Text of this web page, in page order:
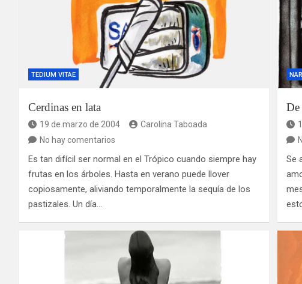
TEDIUM VITAE
Cerdinas en lata
19 de marzo de 2004
Carolina Taboada
No hay comentarios
Es tan difícil ser normal en el Trópico cuando siempre hay
frutas en los árboles. Hasta en verano puede llover
copiosamente, aliviando temporalmente la sequía de los
pastizales. Un día…
De
Se